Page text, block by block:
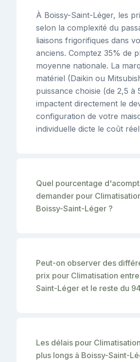
À Boissy-Saint-Léger, les
selon la complexité du
liaisons frigorifiques dans
anciens. Comptez 35% de
moyenne nationale. La
matériel (Daikin ou
puissance choisie (de 2,5 à
impactent directement le
configuration de votre
individuelle dicte le coût
Quel pourcentage
demander pour
Boissy-Saint-Léger ?
Peut-on observer des
prix pour Climatisation
Saint-Léger et le reste du
Les délais pour
plus longs à Boissy-Saint-